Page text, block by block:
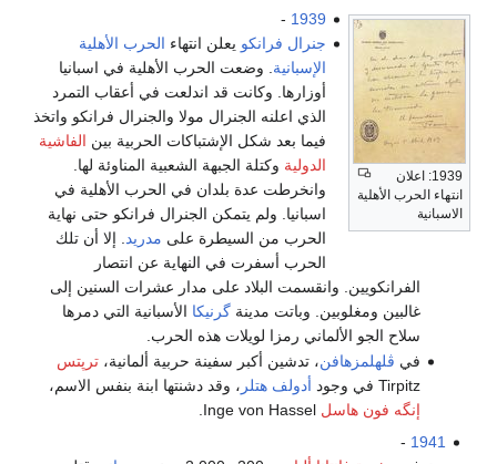
1939: اعلان
انتهاء الحرب الأهلية
الاسبانية
1939
-
جنرال فرانكو يعلن انتهاء الحرب الأهلية
الإسبانية . وضعت الحرب الأهلية في اسبانيا
أوزارها. وكانت قد اندلعت في أعقاب التمرد
الذي اعلنه الجنرال مولا والجنرال فرانكو واتخذ
فيما بعد شكل الإشتباكات الحربية بين الفاشية
الدولية وكتلة الجبهة الشعبية المناوئة لها.
وانخرطت عدة بلدان في الحرب الأهلية في
اسبانيا. ولم يتمكن الجنرال فرانكو حتى نهاية
الحرب من السيطرة على مدريد . إلا أن تلك
الحرب أسفرت في النهاية عن انتصار
الفرانكويين. وانقسمت البلاد على مدار عشرات السنين إلى
غالبين ومغلوبين. وباتت مدينة گرنيكا الأسبانية التي دمرها
سلاح الجو الألماني رمزا لويلات هذه الحرب.
في ڤلهلمزهافن، تدشين أكبر سفينة حربية ألمانية، ترپتس
Tirpitz في وجود
أدولف هتلر ، وقد دشنتها ابنة بنفس الاسم،
إنگه فون هاسل
1941
-